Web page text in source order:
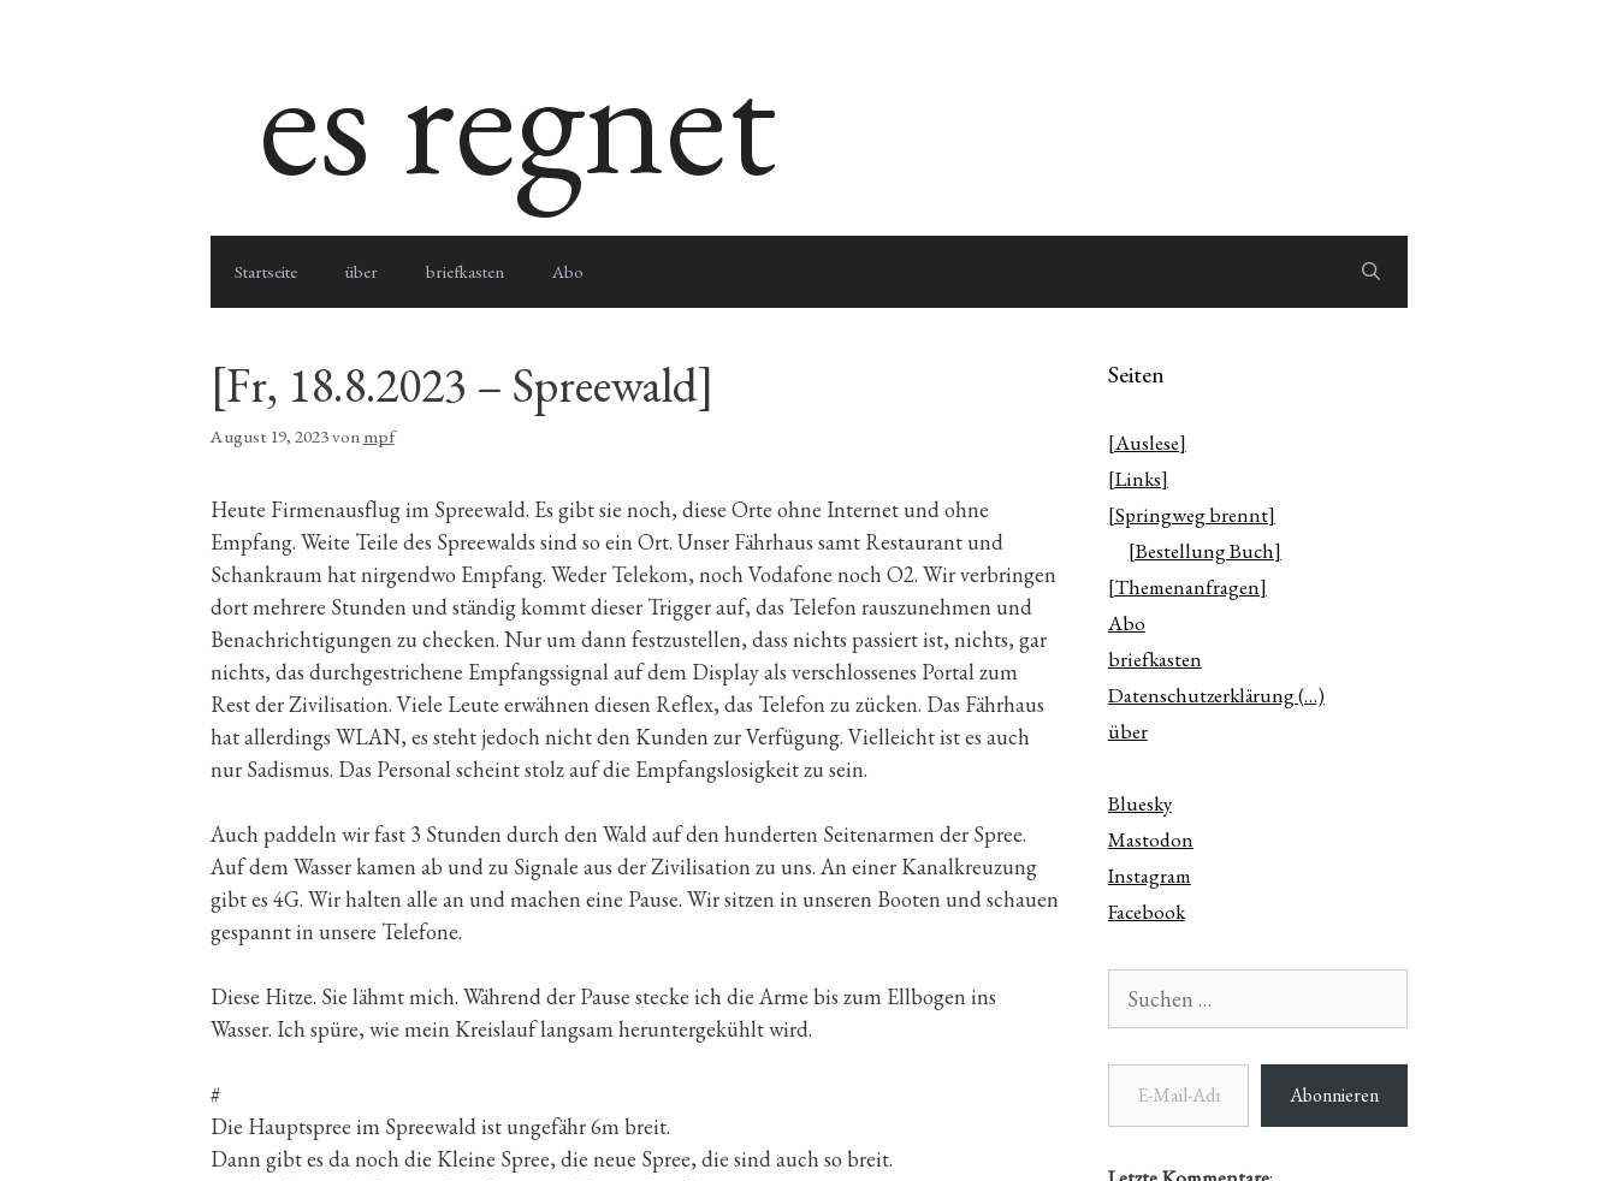
es regnet
Startseite über briefkasten Abo
[Fr, 18.8.2023 – Spreewald]
August 19, 2023von mpf
Heute Firmenausflug im Spreewald. Es gibt sie noch, diese Orte ohne Internet und ohne
Empfang. Weite Teile des Spreewalds sind so ein Ort. Unser Fährhaus samt Restaurant und
Schankraum hat nirgendwo Empfang. Weder Telekom, noch Vodafone noch O2. Wir verbringen
dort mehrere Stunden und ständig kommt dieser Trigger auf, das Telefon rauszunehmen und
Benachrichtigungen zu checken. Nur um dann festzustellen, dass nichts passiert ist, nichts, gar
nichts, das durchgestrichene Empfangssignal auf dem Display als verschlossenes Portal zum
Rest der Zivilisation. Viele Leute erwähnen diesen Reflex, das Telefon zu zücken. Das Fährhaus
hat allerdings WLAN, es steht jedoch nicht den Kunden zur Verfügung. Vielleicht ist es auch
nur Sadismus. Das Personal scheint stolz auf die Empfangslosigkeit zu sein.
Auch paddeln wir fast 3 Stunden durch den Wald auf den hunderten Seitenarmen der Spree.
Auf dem Wasser kamen ab und zu Signale aus der Zivilisation zu uns. An einer Kanalkreuzung
gibt es 4G. Wir halten alle an und machen eine Pause. Wir sitzen in unseren Booten und schauen
gespannt in unsere Telefone.
Diese Hitze. Sie lähmt mich. Während der Pause stecke ich die Arme bis zum Ellbogen ins
Wasser. Ich spüre, wie mein Kreislauf langsam heruntergekühlt wird.
#
Die Hauptspree im Spreewald ist ungefähr 6m breit.
Dann gibt es da noch die Kleine Spree, die neue Spree, die sind auch so breit.
Seiten
[Auslese]
[Links]
[Springweg brennt]
[Bestellung Buch]
[Themenanfragen]
Abo
briefkasten
Datenschutzerklärung (…)
über
Bluesky
Mastodon
Instagram
Facebook
nach:
E-Mail-Adresse
Abonnieren